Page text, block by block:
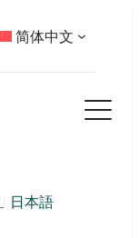
简体中文
日本語